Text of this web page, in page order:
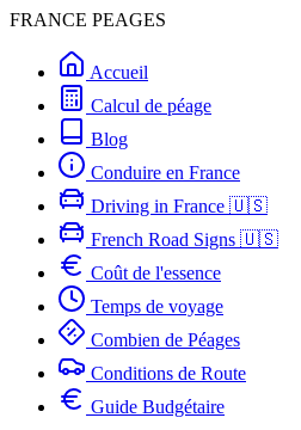
FRANCE PEAGES
Accueil
Calcul de péage
Blog
Conduire en France
Driving in France 🇺🇸
French Road Signs 🇺🇸
Coût de l'essence
Temps de voyage
Combien de Péages
Conditions de Route
Guide Budgétaire